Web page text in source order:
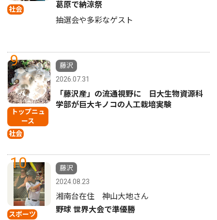
社会
葛原で納涼祭
抽選会や多彩なゲスト
9
トップニュ
ース
社会
藤沢
2026.07.31
「藤沢産」の流通視野に 日大生物資源科
学部が巨大キノコの人工栽培実験
10
スポーツ
藤沢
2024.08.23
湘南台在住 神山大地さん
野球 世界大会で準優勝